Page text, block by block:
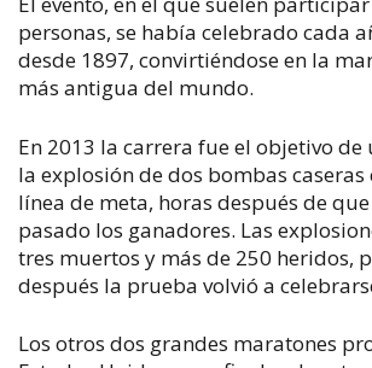
personas, se había celebrado cada
desde 1897, convirtiéndose en la
más antigua del mundo.
En 2013 la carrera fue el objetivo de
la explosión de dos bombas caseras
línea de meta, horas después de
pasado los ganadores. Las
tres muertos y más de 250 heridos,
después la prueba volvió a
Los otros dos grandes maratones